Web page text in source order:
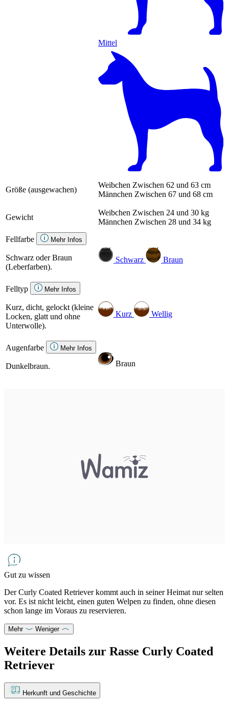
Mittel
Größe (ausgewachen)
Weibchen Zwischen 62 und 63 cm
Männchen Zwischen 67 und 68 cm
Gewicht
Weibchen Zwischen 24 und 30 kg
Männchen Zwischen 28 und 34 kg
Fellfarbe
Mehr Infos
Schwarz oder Braun
(Leberfarben).
Schwarz Braun
Felltyp Mehr Infos
Kurz, dicht, gelockt (kleine
Locken, glatt und ohne
Unterwolle).
Kurz Wellig
Augenfarbe Mehr Infos
Dunkelbraun. Braun
Gut zu wissen
Der Curly Coated Retriever kommt auch in seiner Heimat nur selten
vor. Es ist nicht leicht, einen guten Welpen zu finden, ohne diesen
schon lange im Voraus zu reservieren.
Mehr Weniger
Weitere Details zur Rasse Curly Coated
Retriever
Herkunft und Geschichte